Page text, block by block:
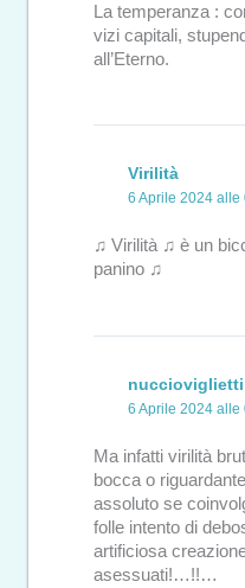
La temperanza :
vizi capitali,
all’Eterno.
Virilità
6 Aprile 2024 alle
♫ Virilità ♫ è un
panino ♫
nuccioviglietti
6 Aprile 2024 alle
Ma infatti virilità
bocca o
assoluto se
folle intento di
artificiosa
asessuati!…!!…